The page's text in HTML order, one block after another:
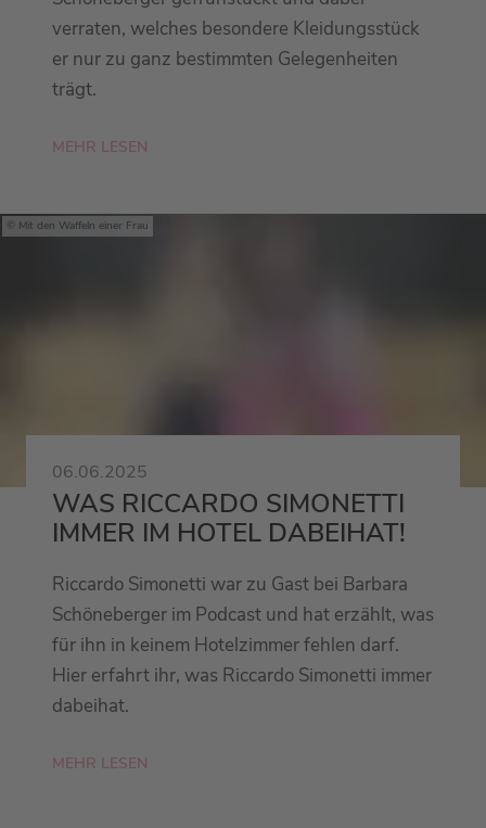
verraten, welches besondere Kleidungsstück
er nur zu ganz bestimmten Gelegenheiten
trägt.
MEHR LESEN
Mit den Waffeln einer Frau
06.06.2025
WAS RICCARDO SIMONETTI
IMMER IM HOTEL DABEIHAT!
Riccardo Simonetti war zu Gast bei Barbara
Schöneberger im Podcast und hat erzählt, was
für ihn in keinem Hotelzimmer fehlen darf.
Hier erfahrt ihr, was Riccardo Simonetti immer
dabeihat.
MEHR LESEN